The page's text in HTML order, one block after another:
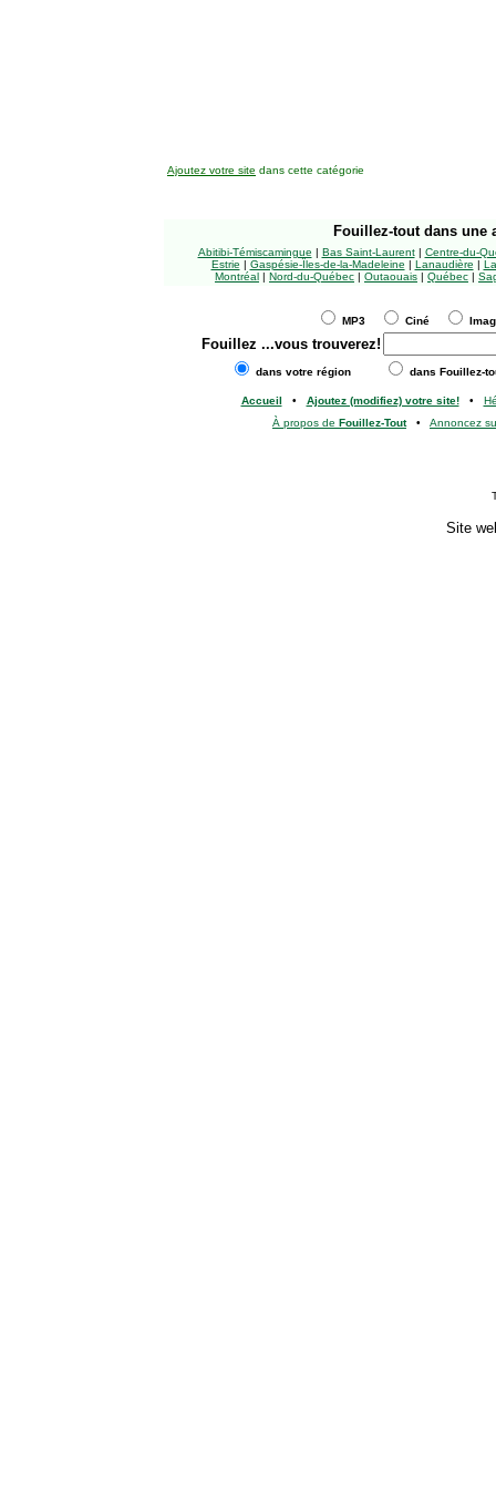
Ajoutez votre site dans cette catégorie
Fouillez-tout dans une
Abitibi-Témiscamingue | Bas Saint-Laurent| Centre-du-
Estrie | Gaspésie-Îles-de-la-Madeleine | Lanaudière |
Montréal | Nord-du-Québec | Outaouais | Québec |
MP3 Ciné
Fouillez ...vous trouverez!
dans votre région dans Fouillez-
Accueil • Ajoutez (modifiez) votre site!•
À propos de Fouillez-Tout• Annoncez
Site